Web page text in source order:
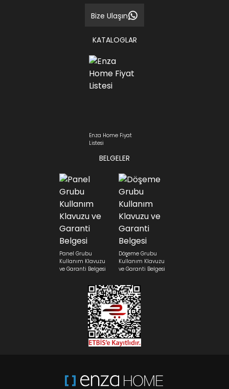
Bize Ulaşın
KATALOGLAR
Enza Home Fiyat
Listesi
BELGELER
Panel Grubu
Kullanım Klavuzu
ve Garanti Belgesi
Döşeme Grubu
Kullanım Klavuzu
ve Garanti Belgesi